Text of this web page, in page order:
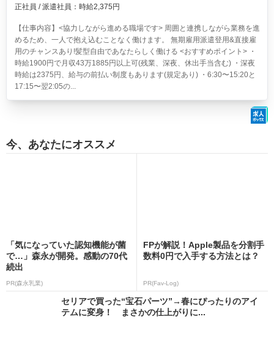
正社員 / 派遣社員：時給2,375円
【仕事内容】<協力しながら進める職場です> 周囲と連携しながら業務を進
めるため、一人で抱え込むことなく働けます。 無期雇用派遣登用&直接雇
用のチャンスあり!髪型自由であなたらしく働ける <おすすめポイント> ・
時給1900円で月収43万1885円以上可(残業、深夜、休出手当含む) ・深夜
時給は2375円、給与の前払い制度もあります(規定あり) ・6:30〜15:20と
17:15〜翌2:05の...
今、あなたにオススメ
「気になっていた認知機能が菌
で…」森永が開発。感動の70代
続出
PR(森永乳業)
FPが解説！Apple製品を分割手
数料0円で入手する方法とは？
PR(Fav-Log)
セリアで買った“宝石パーツ”→春にぴったりのアイ
テムに変身！ まさかの仕上がりに...